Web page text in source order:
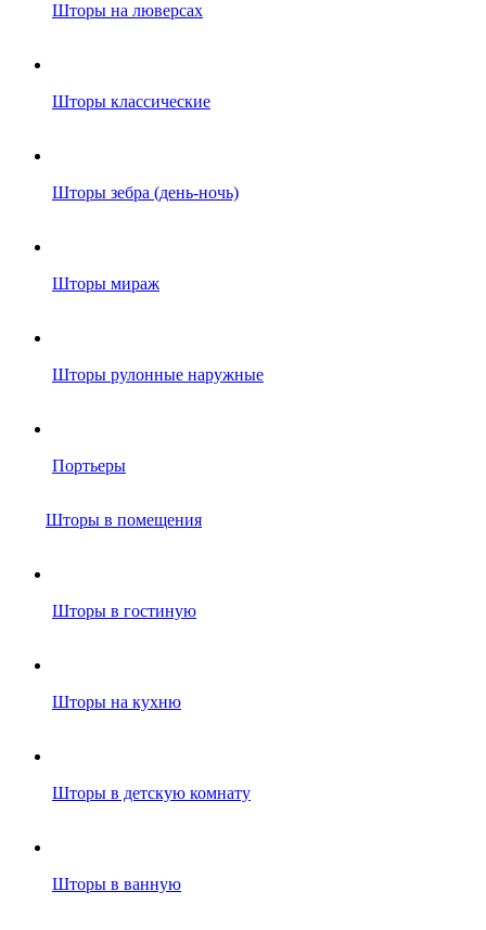
Шторы на люверсах
Шторы классические
Шторы зебра (день-ночь)
Шторы мираж
Шторы рулонные наружные
Портьеры
Шторы в помещения
Шторы в гостиную
Шторы на кухню
Шторы в детскую комнату
Шторы в ванную